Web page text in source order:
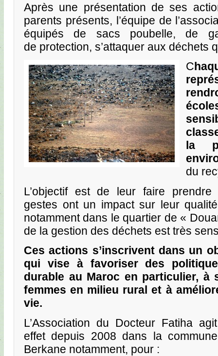
Après une présentation de ses
parents présents, l’équipe de
équipés de sacs poubelle, de
de protection, s’attaquer aux déchets
C
la
du
L’objectif est de leur faire
gestes ont un impact sur leur
notamment dans le quartier de «
de la gestion des déchets est très
Ces actions s’inscrivent dans un
qui vise à favoriser des
durable au Maroc en particulier, à
femmes en milieu rural et à
vie.
L’Association du Docteur Fatiha
effet depuis 2008 dans la
Berkane notamment, pour :